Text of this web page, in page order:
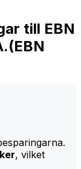
till EBN
, vilket